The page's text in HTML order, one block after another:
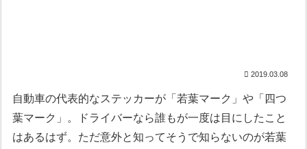
2019.03.08
自動車の代表的なステッカーが「若葉マーク」や「四つ
葉マーク」。ドライバーなら誰もが一度は目にしたこと
はあるはず。ただ意外と知ってそうで知らないのが若葉